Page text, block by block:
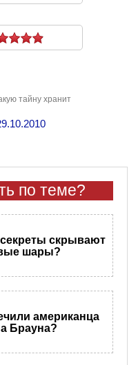
тайну хранит
по теме?
секреты скрывают
шары?
американца
Брауна?